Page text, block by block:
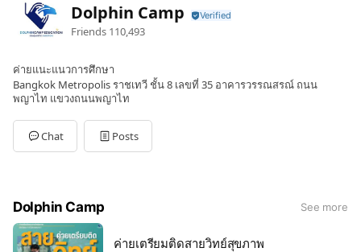
Dolphin Camp
Friends 110,493
ค่ายแนะแนวการศึกษา
Bangkok Metropolis ราชเทวี ชั้น 8 เลขที่ 35 อาคารวรรณสรณ์ ถนน
พญาไท แขวงถนนพญาไท
Chat Posts
Dolphin Camp See more
ค่ายเตรียมติดสายวิทย์สุขภาพ